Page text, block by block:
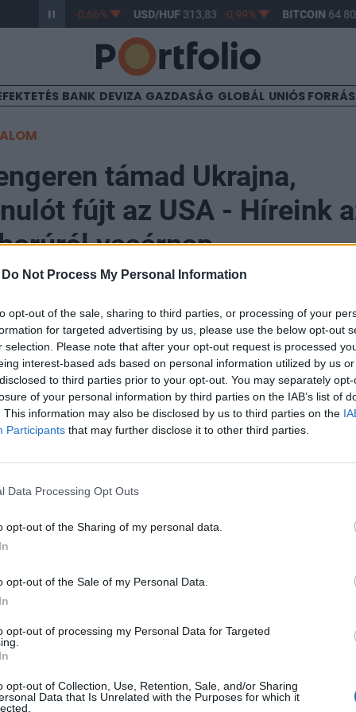
Do Not Process My Personal Information
opt-out of the sale, sharing to third parties, or processing of your
for targeted advertising by us, please use the below opt-out
selection. Please note that after your opt-out request is processed
interest-based ads based on personal information utilized by us
to third parties prior to your opt-out. You may separately
of your personal information by third parties on the IAB’s list of
This information may also be disclosed by us to third parties on the
Participants that may further disclose it to other third parties.
Data Processing Opt Outs
opt-out of the Sharing of my personal data.
opt-out of the Sale of my Personal Data.
opt-out of processing my Personal Data for Targeted
opt-out of Collection, Use, Retention, Sale, and/or Sharing
Data that Is Unrelated with the Purposes for which it
362,98 -0,66% USD/HUF313,83 -0,99% BITCOIN64
BANK DEVIZA GAZDASÁG GLOBÁL UNIÓS
támad Ukrajna,
fújt az USA - Híreink
vasárnap
meg vasárnap az oroszországi Primorszk balti-
azt - közölte Alekszandr Drozdenko helyi
az általuk megtámadott árnyékflotta többet
Dél-Ukrajnát, benne Odessza városát lőtték, több
Svédország feltartóztatott egy olyan
Megosztás Cseh kormányfő: a kérdés az, ki fog közvetíteni
Jerevánban...
portfolio.hu hírarchívumához tartozik, melynek olvasása
tartalmazza:
elmúlt 2 év napon belüli